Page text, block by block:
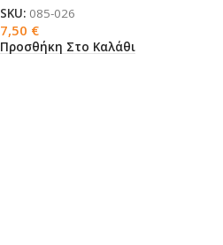
SKU: 085-026
7,50 €
Προσθήκη Στο Καλάθι